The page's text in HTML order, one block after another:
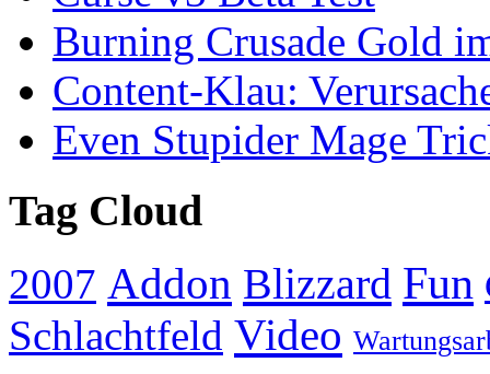
Burning Crusade Gold
Content-Klau:
Even Stupider Mage
Tag Cloud
2007 Addon Blizzard Fun
Schlachtfeld Video